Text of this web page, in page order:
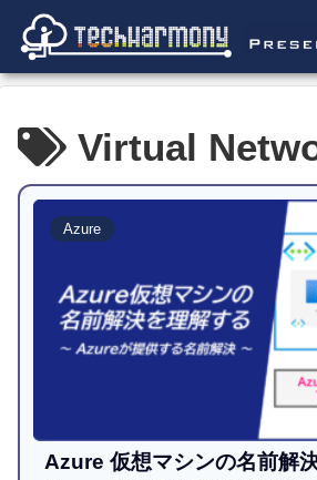
Virtual
Azure
Azure 仮想マシンの名前解